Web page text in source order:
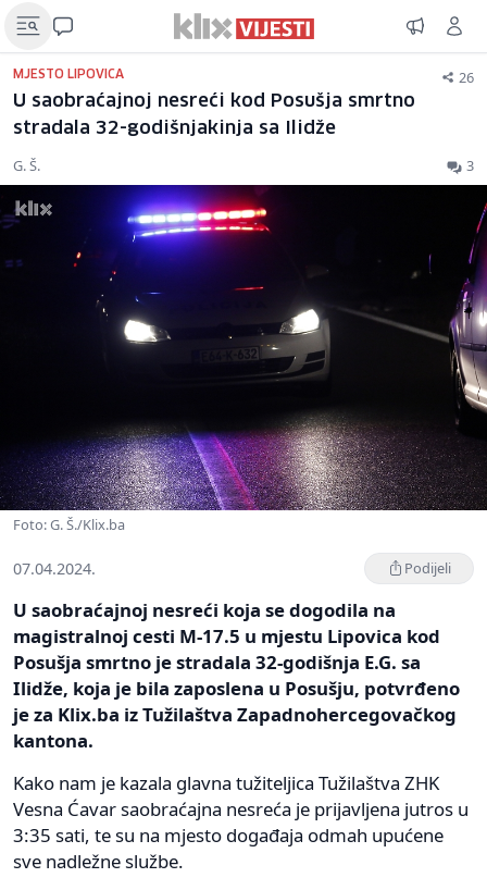
MJESTO LIPOVICA 26
U saobraćajnoj nesreći kod Posušja smrtno
stradala 32-godišnjakinja sa Ilidže
G. Š. 3
Foto: G. Š./Klix.ba
07.04.2024. Podijeli
U saobraćajnoj nesreći koja se dogodila na
magistralnoj cesti M-17.5 u mjestu Lipovica kod
Posušja smrtno je stradala 32-godišnja E.G. sa
Ilidže, koja je bila zaposlena u Posušju, potvrđeno
je za Klix.ba iz Tužilaštva Zapadnohercegovačkog
kantona.
Kako nam je kazala glavna tužiteljica Tužilaštva ZHK
Vesna Ćavar saobraćajna nesreća je prijavljena jutros u
3:35 sati, te su na mjesto događaja odmah upućene
sve nadležne službe.